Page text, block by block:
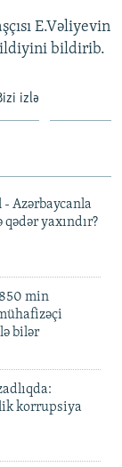
E.Vəliyevin
bildirib.
izlə
- Azərbaycanla
yaxındır?
min
bilər
korrupsiya